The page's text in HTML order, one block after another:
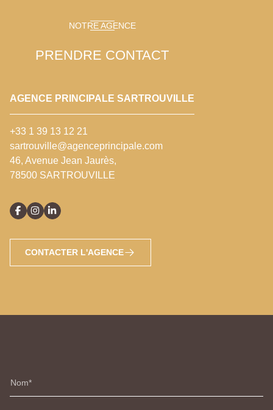
NOTRE AGENCE
PRENDRE CONTACT
AGENCE PRINCIPALE SARTROUVILLE
+33 1 39 13 12 21
sartrouville@agenceprincipale.com
46, Avenue Jean Jaurès,
78500 SARTROUVILLE
CONTACTER L'AGENCE
Nom